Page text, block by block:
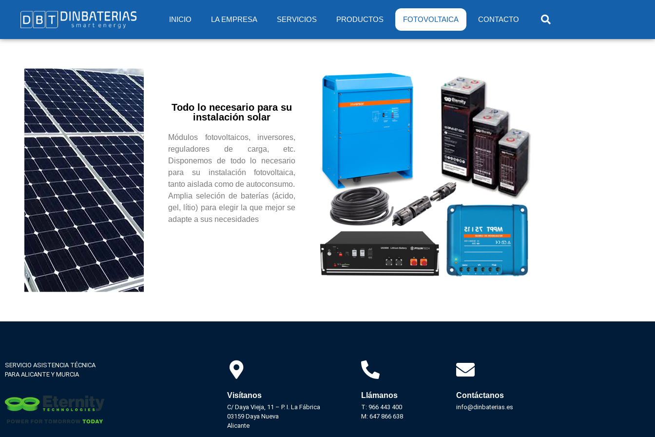
INICIO LA EMPRESA SERVICIOS PRODUCTOS FOTOVOLTAICA CONTACTO
Todo lo necesario para su
instalación solar
Módulos fotovoltaicos, inversores,
reguladores de carga, etc.
Disponemos de todo lo necesario
para su instalación fotovoltaica,
tanto aislada como de autoconsumo.
Amplia seleción de baterías (ácido,
gel, lítio) para elegir la que mejor se
adapte a sus necesidades
SERVICIO ASISTENCIA TÉCNICA
PARA ALICANTE Y MURCIA
Visítanos
C/ Daya Vieja, 11 – P. I. La Fábrica
03159 Daya Nueva
Alicante
Llámanos
T: 966 443 400
M: 647 866 638
Contáctanos
info@dinbaterias.es